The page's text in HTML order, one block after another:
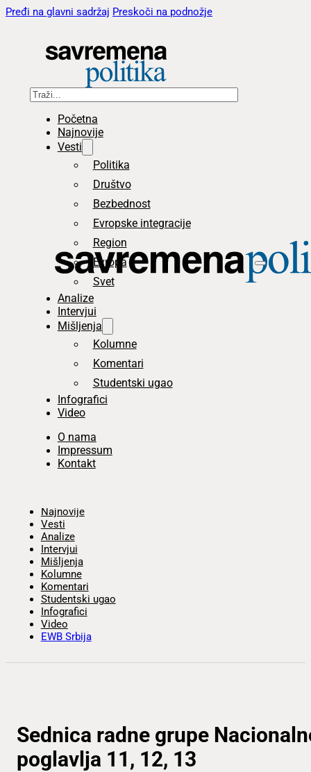
Pređi na glavni sadržaj Preskoči na podnožje
Pretraga
Početna
Najnovije
Vesti
Politika
Društvo
Bezbednost
Evropske integracije
Region
Evropa
Svet
Analize
Intervjui
Mišljenja
Kolumne
Komentari
Studentski ugao
Infografici
Video
O nama
Impressum
Kontakt
Najnovije
Vesti
Analize
Intervjui
Mišljenja
Kolumne
Komentari
Studentski ugao
Infografici
Video
EWB Srbija
Sednica radne grupe
poglavlja 11, 12, 13